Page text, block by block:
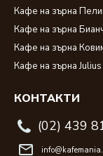
Кафе на зърна
Кафе на зърна
Кафе на зърна
Кафе на зърна
КОНТАКТИ
(02) 439